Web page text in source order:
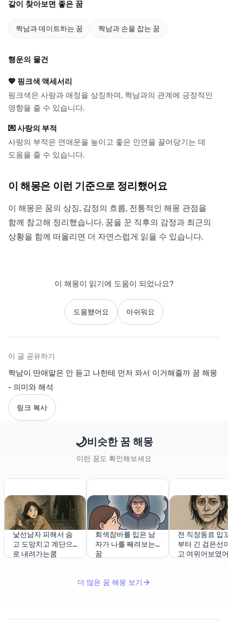
같이 찾아보면 좋은 꿈
짝남과 데이트하는 꿈 짝남과 손을 잡는 꿈
행운의 물건
💖 핑크색 액세서리
핑크색은 사랑과 애정을 상징하며, 짝남과의 관계에 긍정적인
영향을 줄 수 있습니다.
💌사랑의 부적
사랑의 부적은 연애운을 높이고 좋은 인연을 끌어당기는 데
도움을 줄 수 있습니다.
이 해몽은 이런 기준으로 정리했어요
이 해몽은 꿈의 상징, 감정의 흐름, 전통적인 해몽 관점을
함께 참고해 정리했습니다. 꿈을 꾼 직후의 감정과 최근의
상황을 함께 떠올리면 더 자연스럽게 읽을 수 있습니다.
이 해몽이 읽기에 도움이 되었나요?
도움됐어요 아쉬워요
이 글 공유하기
짝남이 딴애말은 안 듣고 나한테 먼저 와서 이거해줄까 꿈 해몽
- 의미와 해석
링크 복사
🌙비슷한 꿈 해몽
이런 꿈도 확인해보세요
낯선남자 피해서 숨
고 도망치고 계단으
로 내려가는쿰
회색잠바를 입은 남
자가 나를 째려보는
꿈
전 직장동료 입
부터 긴 검은선
고 여위어보였
더 많은 꿈 해몽 보기